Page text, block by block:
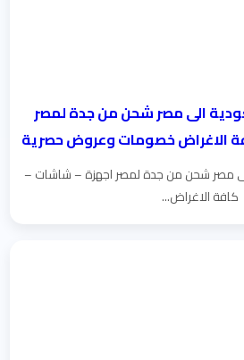
الى مصر شحن من جدة لمصر
الاغراض خصومات وعروض حصرية
مصر شحن من جدة لمصر اجهزة – شاشات –
كافة الاغراض...